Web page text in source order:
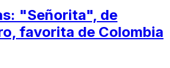
"Señorita", de
favorita de Colombia